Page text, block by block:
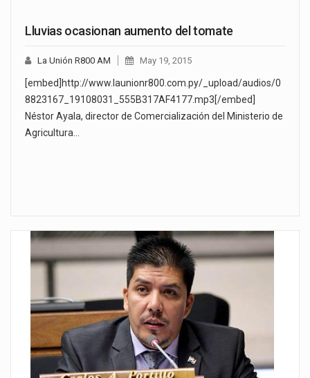
Lluvias ocasionan aumento del tomate
La Unión R800 AM May 19, 2015
[embed]http://www.launionr800.com.py/_upload/audios/0
8823167_19108031_555B317AF4177.mp3[/embed]
Néstor Ayala, director de Comercialización del Ministerio de
Agricultura…